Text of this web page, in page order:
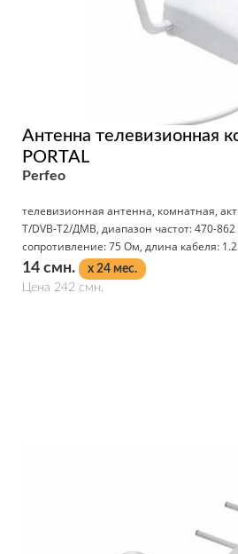
Антенна телевизионная
PORTAL
Perfeo
телевизионная антенна, комнатная,
T/DVB-T2/ДМВ, диапазон частот: 470-
сопротивление: 75 Ом, длина кабеля:
14 смн.
x 24 мес.
Цена 242 смн.